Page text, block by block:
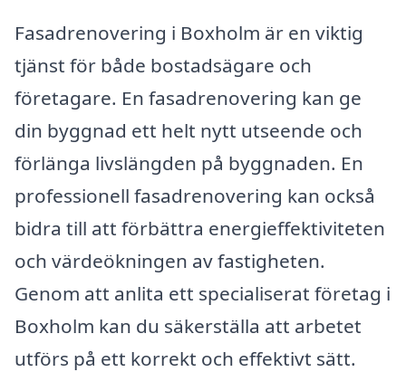
Fasadrenovering i Boxholm är en viktig
tjänst för både bostadsägare och
företagare. En fasadrenovering kan ge
din byggnad ett helt nytt utseende och
förlänga livslängden på byggnaden. En
professionell fasadrenovering kan också
bidra till att förbättra energieffektiviteten
och värdeökningen av fastigheten.
Genom att anlita ett specialiserat företag i
Boxholm kan du säkerställa att arbetet
utförs på ett korrekt och effektivt sätt.